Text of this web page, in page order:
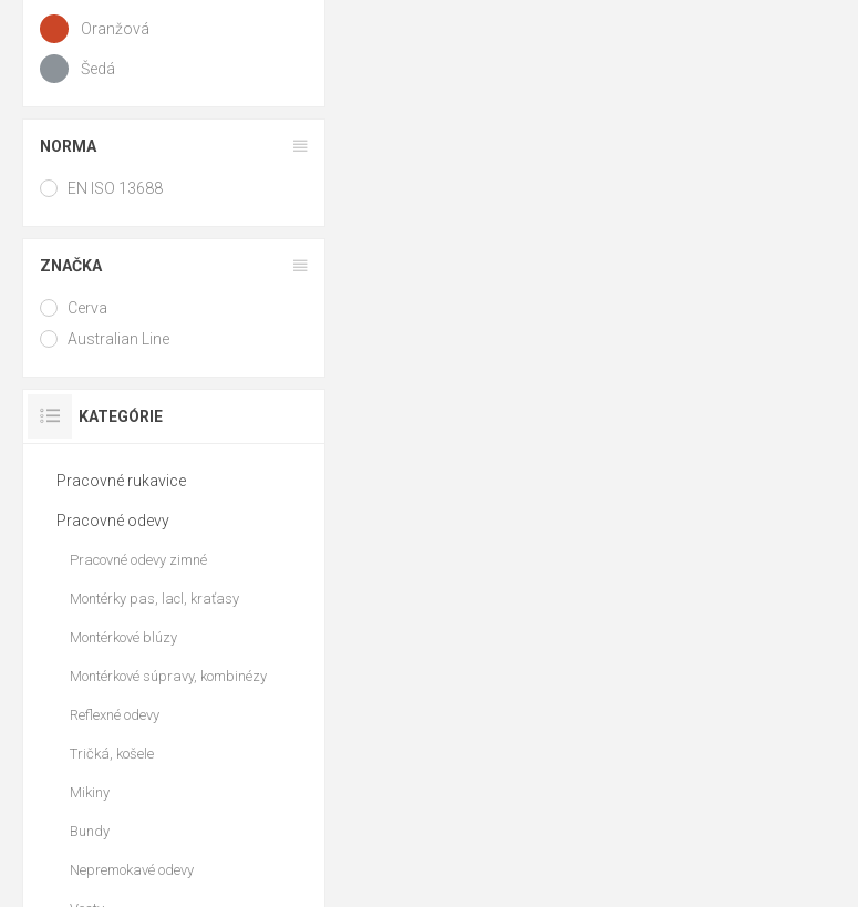
Oranžová
Šedá
NORMA
EN ISO 13688
ZNAČKA
Cerva
Australian Line
KATEGÓRIE
Pracovné rukavice
Pracovné odevy
Pracovné odevy zimné
Montérky pas, lacl, kraťasy
Montérkové blúzy
Montérkové súpravy, kombinézy
Reflexné odevy
Tričká, košele
Mikiny
Bundy
Nepremokavé odevy